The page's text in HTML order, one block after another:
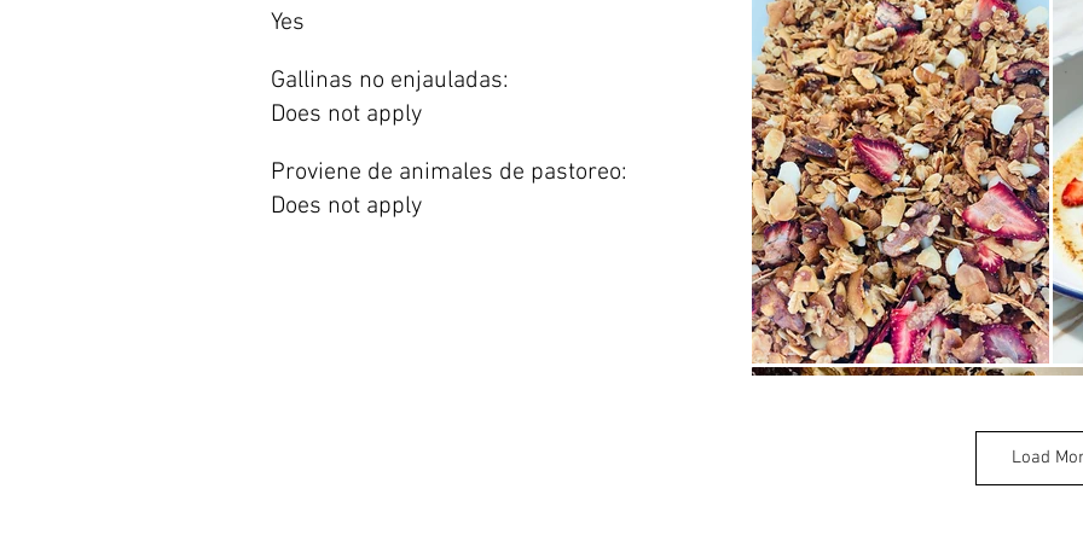
Yes
Gallinas no enjauladas:
Does not apply
Proviene de animales de pastoreo:
Does not apply
Load